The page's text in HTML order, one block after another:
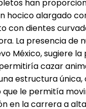
han
hocico alargado
con dientes
La presencia de
México, sugiere
cazar
estructura
que le permitía
en la carrera a